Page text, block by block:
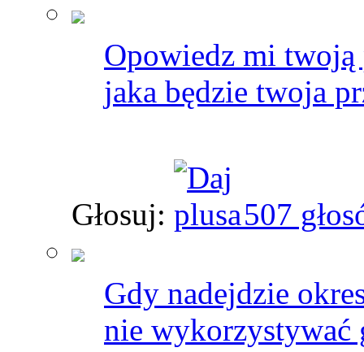
Opowiedz mi twoją
jaka będzie twoja
Głosuj: 507
Gdy nadejdzie
nie wykorzystywać